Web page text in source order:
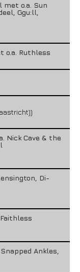
met o.a. Sun
Ggu:ll,
o.a. Ruthless
Nick Cave & the
Di-
Ankles,